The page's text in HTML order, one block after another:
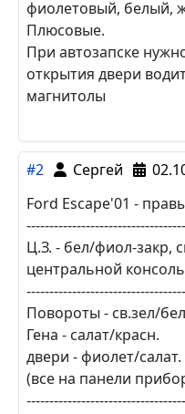
фиолетовый, белый,
Плюсовые.
При автозапске
открытия двери
магнитолы
#2 Сергей
Ford Escape'01 -
Ц.З. - бел/фиол-закр,
центральной
Повороты - св.зел/
Гена - салат/красн.
двери - фиолет/салат.
(все на панели